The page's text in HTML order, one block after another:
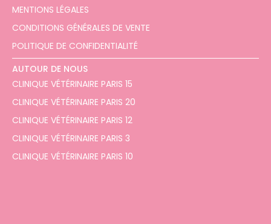
MENTIONS LÉGALES
CONDITIONS GÉNÉRALES DE VENTE
POLITIQUE DE CONFIDENTIALITÉ
AUTOUR DE NOUS
CLINIQUE VÉTÉRINAIRE PARIS 15
CLINIQUE VÉTÉRINAIRE PARIS 20
CLINIQUE VÉTÉRINAIRE PARIS 12
CLINIQUE VÉTÉRINAIRE PARIS 3
CLINIQUE VÉTÉRINAIRE PARIS 10